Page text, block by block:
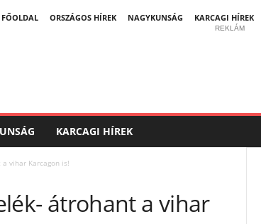
FŐOLDAL ORSZÁGOS HÍREK NAGYKUNSÁG
KARCAGI HÍREK
REKLÁM
KARCAGI HÍREK
vihar Karcagon is!
átrohant a vihar